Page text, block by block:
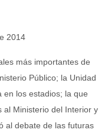
2014
más importantes de
Público; la Unidad
en los estadios; la que
al Ministerio del Interior y
al debate de las futuras